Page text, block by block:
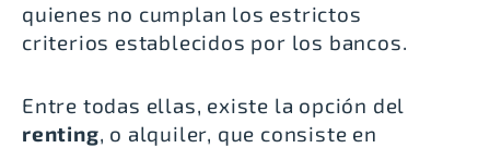
quienes no cumplan los estrictos
criterios establecidos por los bancos.
Entre todas ellas, existe la opción del
renting, o alquiler, que consiste en